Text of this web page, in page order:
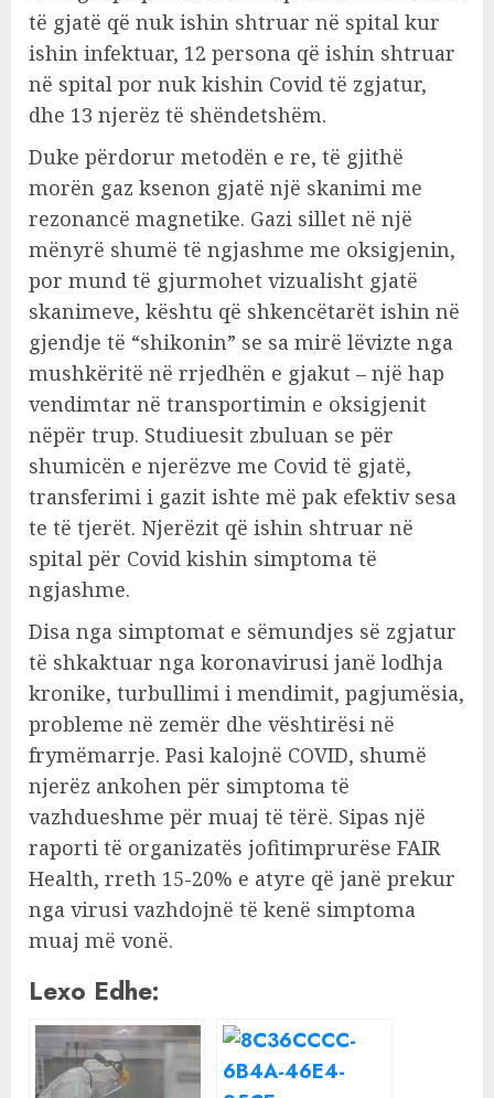
të gjatë që nuk ishin shtruar në spital kur
ishin infektuar, 12 persona që ishin shtruar
në spital por nuk kishin Covid të zgjatur,
dhe 13 njerëz të shëndetshëm.
Duke përdorur metodën e re, të gjithë
morën gaz ksenon gjatë një skanimi me
rezonancë magnetike. Gazi sillet në një
mënyrë shumë të ngjashme me oksigjenin,
por mund të gjurmohet vizualisht gjatë
skanimeve, kështu që shkencëtarët ishin në
gjendje të “shikonin” se sa mirë lëvizte nga
mushkëritë në rrjedhën e gjakut – një hap
vendimtar në transportimin e oksigjenit
nëpër trup. Studiuesit zbuluan se për
shumicën e njerëzve me Covid të gjatë,
transferimi i gazit ishte më pak efektiv sesa
te të tjerët. Njerëzit që ishin shtruar në
spital për Covid kishin simptoma të
ngjashme.
Disa nga simptomat e sëmundjes së zgjatur
të shkaktuar nga koronavirusi janë lodhja
kronike, turbullimi i mendimit, pagjumësia,
probleme në zemër dhe vështirësi në
frymëmarrje. Pasi kalojnë COVID, shumë
njerëz ankohen për simptoma të
vazhdueshme për muaj të tërë. Sipas një
raporti të organizatës jofitimprurëse FAIR
Health, rreth 15-20% e atyre që janë prekur
nga virusi vazhdojnë të kenë simptoma
muaj më vonë.
Lexo Edhe: